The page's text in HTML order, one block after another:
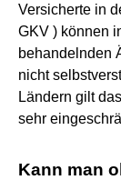
Versicherte in
GKV ) können
behandelnden
nicht
Ländern gilt
sehr
Kann man